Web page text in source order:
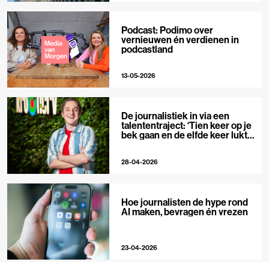
Podcast: Podimo over
vernieuwen én verdienen in
podcastland
13-05-2026
De journalistiek in via een
talententraject: ‘Tien keer op je
bek gaan en de elfde keer lukt
28-04-2026
Hoe journalisten de hype rond
AI maken, bevragen én vrezen
23-04-2026